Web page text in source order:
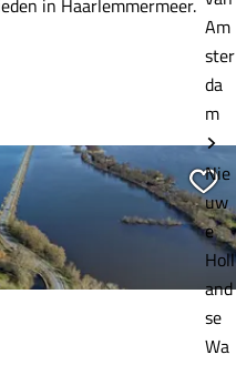
Am
ster
da
m
Nie
uw
e
Holl
and
se
Wa
in Haarlemmermeer.